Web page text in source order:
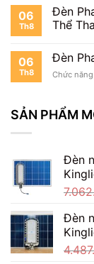
06
Th8
Đèn
Thể
06
Th8
Đèn
Chức
SẢN PHẨM
Đèn
Đèn